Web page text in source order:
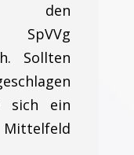
den
SpVVg
Sollten
sich ein